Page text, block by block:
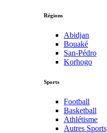
Régions
Abidjan
Bouaké
San-Pédro
Korhogo
Sports
Football
Basketball
Athlétisme
Autres Sports